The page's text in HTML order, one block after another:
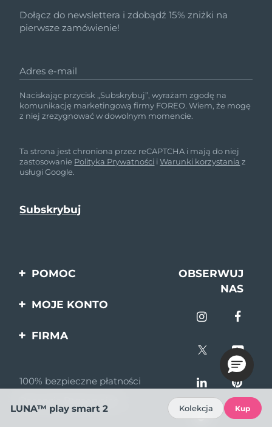
Dołącz do newslettera i zdobądź 15% zniżki na
pierwsze zamówienie!
Adres e-mail
Naciskając przycisk „Subskrybuj”, wyrażam zgodę na
komunikację marketingową firmy FOREO. Wiem, że mogę
z niej zrezygnować w dowolnym momencie.
Ta strona jest chroniona przez reCAPTCHA i mają do niej
zastosowanie Polityka Prywatności iWarunki korzystania z
usługi Google.
POMOC
Kontakt
Informacje o baterii
OBSERWUJ
NAS
MOJE KONTO
FIRMA
Program partnerski
Wiadomości
100% bezpieczne płatności
LUNA™ play smart 2 Kolekcja Kup